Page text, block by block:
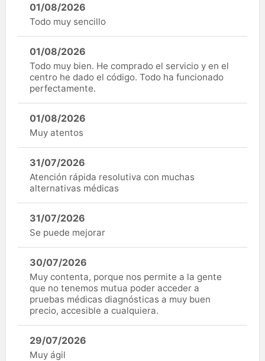
01/08/2026
Todo muy sencillo
01/08/2026
Todo muy bien. He comprado el servicio y en el
centro he dado el código. Todo ha funcionado
perfectamente.
01/08/2026
Muy atentos
31/07/2026
Atención rápida resolutiva con muchas
alternativas médicas
31/07/2026
Se puede mejorar
30/07/2026
Muy contenta, porque nos permite a la gente
que no tenemos mutua poder acceder a
pruebas médicas diagnósticas a muy buen
precio, accesible a cualquiera.
29/07/2026
Muy ágil